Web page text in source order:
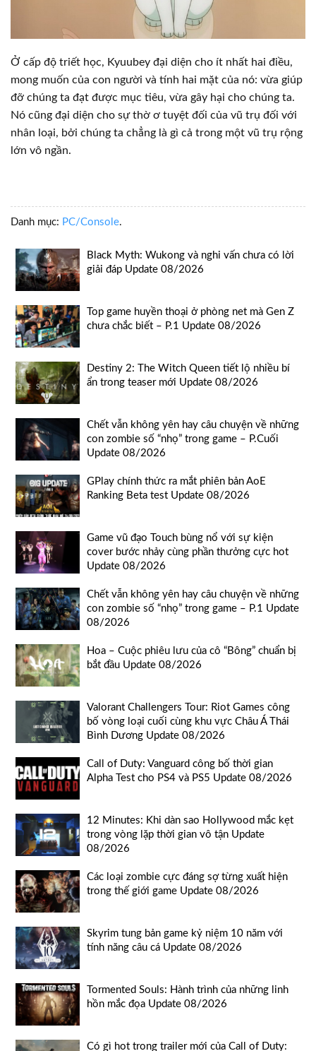
Ở cấp độ triết học, Kyuubey đại diện cho ít nhất hai điều,
mong muốn của con người và tính hai mặt của nó: vừa giúp
đỡ chúng ta đạt được mục tiêu, vừa gây hại cho chúng ta.
Nó cũng đại diện cho sự thờ ơ tuyệt đối của vũ trụ đối với
nhân loại, bởi chúng ta chẳng là gì cả trong một vũ trụ rộng
lớn vô ngần.
Danh mục: PC/Console.
Black Myth: Wukong và nghi vấn chưa có lời
giải đáp Update 08/2026
Top game huyền thoại ở phòng net mà Gen Z
chưa chắc biết – P.1 Update 08/2026
Destiny 2: The Witch Queen tiết lộ nhiều bí
ẩn trong teaser mới Update 08/2026
Chết vẫn không yên hay câu chuyện về những
con zombie số “nhọ” trong game – P.Cuối
Update 08/2026
GPlay chính thức ra mắt phiên bản AoE
Ranking Beta test Update 08/2026
Game vũ đạo Touch bùng nổ với sự kiện
cover bước nhảy cùng phần thưởng cực hot
Update 08/2026
Chết vẫn không yên hay câu chuyện về những
con zombie số “nhọ” trong game – P.1 Update
08/2026
Hoa – Cuộc phiêu lưu của cô “Bông” chuẩn bị
bắt đầu Update 08/2026
Valorant Challengers Tour: Riot Games công
bố vòng loại cuối cùng khu vực Châu Á Thái
Bình Dương Update 08/2026
Call of Duty: Vanguard công bố thời gian
Alpha Test cho PS4 và PS5 Update 08/2026
12 Minutes: Khi dàn sao Hollywood mắc kẹt
trong vòng lặp thời gian vô tận Update
08/2026
Các loại zombie cực đáng sợ từng xuất hiện
trong thế giới game Update 08/2026
Skyrim tung bản game kỷ niệm 10 năm với
tính năng câu cá Update 08/2026
Tormented Souls: Hành trình của những linh
hồn mắc đọa Update 08/2026
Có gì hot trong trailer mới của Call of Duty: